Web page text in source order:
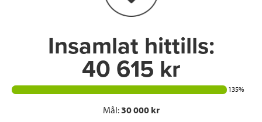
n
Insamlat hittills:
40 615 kr
135%
Mål:30 000 kr